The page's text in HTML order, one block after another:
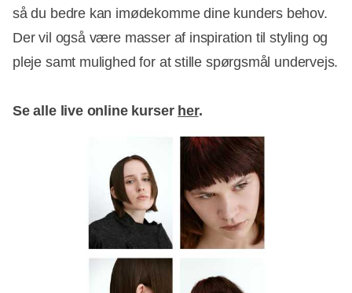
så du bedre kan imødekomme dine kunders behov.
Der vil også være masser af inspiration til styling og
pleje samt mulighed for at stille spørgsmål undervejs.
Se alle live online kurser her.